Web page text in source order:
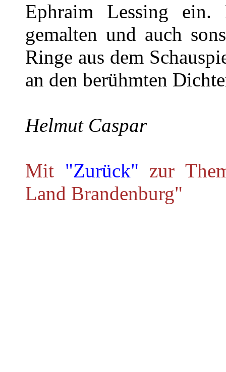
Ephraim Lessing
gemalten und auch
Ringe aus dem
an den berühmten
Helmut Caspar
Mit "Zurück" zur
Land Brandenburg"